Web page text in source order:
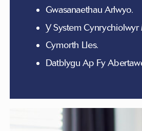
Gwasanaethau Arlwyo.
Y System Cynrychiolwyr
Cymorth Lles.
Datblygu Ap Fy